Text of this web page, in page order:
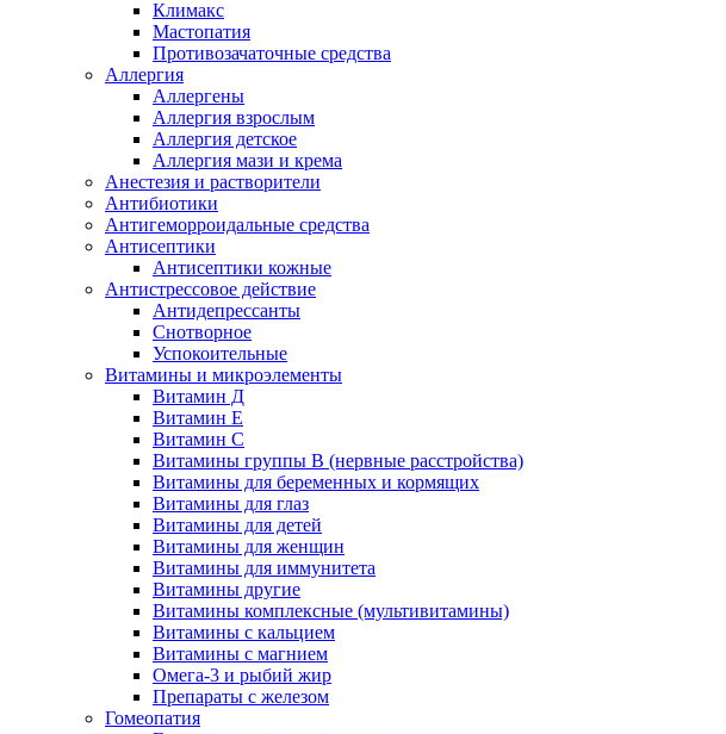
Климакс
Мастопатия
Противозачаточные средства
Аллергия
Аллергены
Аллергия взрослым
Аллергия детское
Аллергия мази и крема
Анестезия и растворители
Антибиотики
Антигеморроидальные средства
Антисептики
Антисептики кожные
Антистрессовое действие
Антидепрессанты
Снотворное
Успокоительные
Витамины и микроэлементы
Витамин Д
Витамин Е
Витамин С
Витамины группы В (нервные расстройства)
Витамины для беременных и кормящих
Витамины для глаз
Витамины для детей
Витамины для женщин
Витамины для иммунитета
Витамины другие
Витамины комплексные (мультивитамины)
Витамины с кальцием
Витамины с магнием
Омега-3 и рыбий жир
Препараты с железом
Гомеопатия